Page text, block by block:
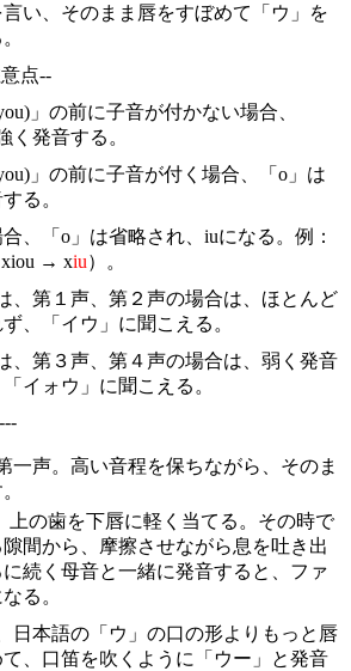
言い、そのまま唇をすぼめて「ウ」を
点--
」の前に子音が付かない場合、
く発音する。
」の前に子音が付く場合、「o」は
る。
合、「o」は省略され、iuになる。例：
xiou → xiu）。
、第１声、第２声の場合は、ほとんど
、「イウ」に聞こえる。
、第３声、第４声の場合は、弱く発音
イォウ」に聞こえる。
一声。高い音程を保ちながら、そのま
上の歯を下唇に軽く当てる。その時で
隙間から、摩擦させながら息を吐き出
続く母音と一緒に発音すると、ファ
る。
日本語の「ウ」の口の形よりもっと唇
て、口笛を吹くように「ウー」と発音